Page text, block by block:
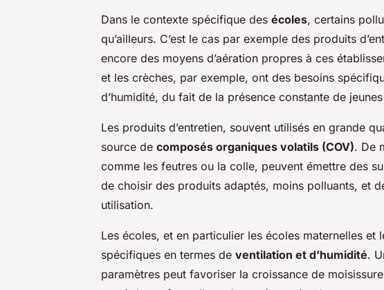
Dans le contexte spécifique des écoles, certains
qu’ailleurs. C’est le cas par exemple des produits
encore des moyens d’aération propres à ces
et les crèches, par exemple, ont des besoins
d’humidité, du fait de la présence constante de
Les produits d’entretien, souvent utilisés en grande
source de composés organiques volatils (COV). De
comme les feutres ou la colle, peuvent émettre des
de choisir des produits adaptés, moins polluants, et
utilisation.
Les écoles, et en particulier les écoles maternelles et
spécifiques en termes de ventilation et d’humidité.
paramètres peut favoriser la croissance de